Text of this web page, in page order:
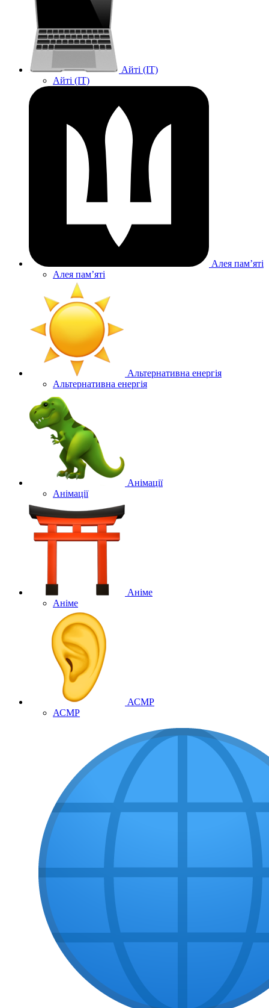
Айті (IT)
Айті (IT)
Алея памʼяті
Алея памʼяті
Альтернативна енергія
Альтернативна енергія
Анімації
Анімації
Аніме
Аніме
АСМР
АСМР